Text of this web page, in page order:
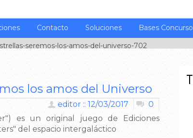
Contacto Soluciones Bases Concurso
seremos-los-amos-del-universo-702
los amos del Universo
0
editor :: 12/03/2017
es un original juego de Ediciones
del espacio intergaláctico